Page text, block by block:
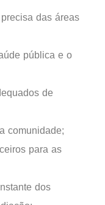
das áreas
pública e o
de
comunidade;
para as
dos